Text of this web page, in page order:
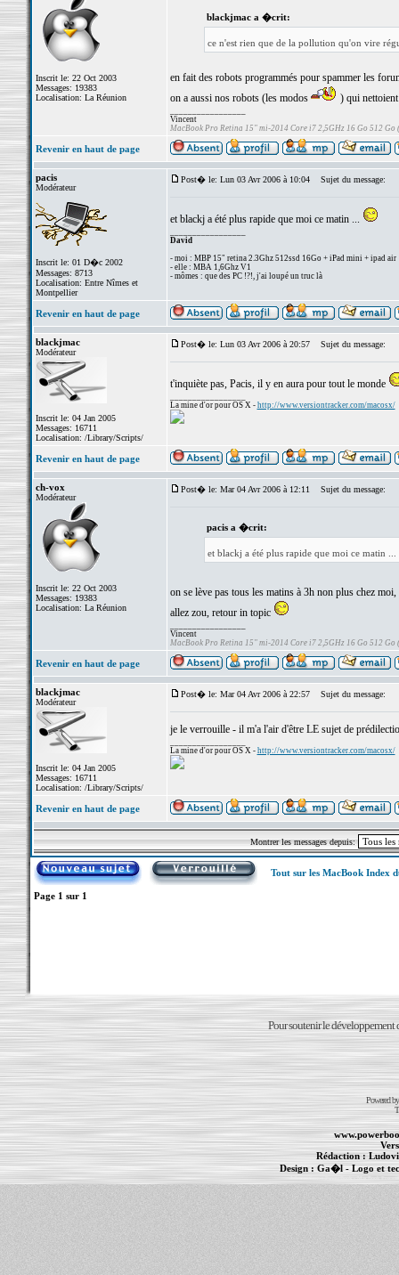
Inscrit le: 22 Oct 2003
Messages: 19383
Localisation: La Réunion
blackjmac a �crit:
ce n'est rien que de la pollution qu'on vire
en fait des robots programmés pour spammer les
on a aussi nos robots (les modos
) qui
Vincent
MacBook Pro Retina 15" mi-2014 Core i7 2,5GHz 16 Go 512 Go
Revenir en haut de page
pacis
Modérateur
Inscrit le: 01 D�c 2002
Messages: 8713
Localisation: Entre Nîmes et
Montpellier
Post� le: Lun 03 Avr 2006 à 10:04 Sujet du message:
et blackj a été plus rapide que moi ce matin ...
David
- moi : MBP 15" retina 2.3Ghz 512ssd 16Go + iPad mini + ipad air
- elle : MBA 1,6Ghz V1
- mômes : que des PC !?!, j'ai loupé un truc là
Revenir en haut de page
blackjmac
Modérateur
Inscrit le: 04 Jan 2005
Messages: 16711
Localisation: /Library/Scripts/
Post� le: Lun 03 Avr 2006 à 20:57 Sujet du message:
t'inquiète pas, Pacis, il y en aura pour tout le monde
La mine d'or pour OS X - http://www.versiontracker.com/macosx/
Revenir en haut de page
ch-vox
Modérateur
Inscrit le: 22 Oct 2003
Messages: 19383
Localisation: La Réunion
Post� le: Mar 04 Avr 2006 à 12:11 Sujet du message:
pacis a �crit:
et blackj a été plus rapide que moi ce matin ...
on se lève pas tous les matins à 3h non plus chez
allez zou, retour in topic
Vincent
MacBook Pro Retina 15" mi-2014 Core i7 2,5GHz 16 Go 512 Go
Revenir en haut de page
blackjmac
Modérateur
Inscrit le: 04 Jan 2005
Messages: 16711
Localisation: /Library/Scripts/
Post� le: Mar 04 Avr 2006 à 22:57 Sujet du message:
je le verrouille - il m'a l'air d'être LE sujet de
La mine d'or pour OS X - http://www.versiontracker.com/macosx/
Revenir en haut de page
Montrer les messages depuis:
Tout sur les MacBook Index
Page 1 sur 1
Pour soutenir le développement
Powered
Rédaction :
Design : Ga�l- Logo et